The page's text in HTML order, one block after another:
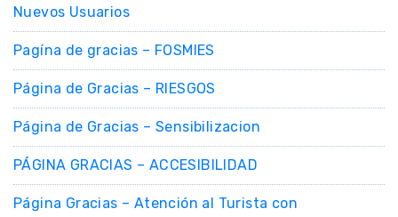
Nuevos Usuarios
Pagína de gracias – FOSMIES
Página de Gracias – RIESGOS
Página de Gracias – Sensibilizacion
PÁGINA GRACIAS – ACCESIBILIDAD
Página Gracias – Atención al Turista con